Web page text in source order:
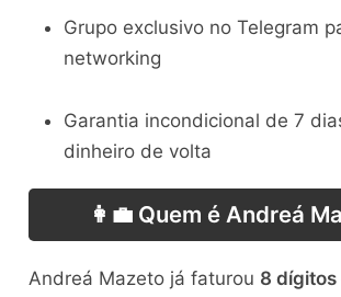
Grupo exclusivo no Telegram
networking
Garantia incondicional de 7
dinheiro de volta
👩‍💼 Quem é Andreá
Andreá Mazeto já faturou 8 dígitos